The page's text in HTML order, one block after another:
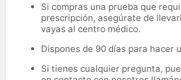
Si compras una prueba que
prescripción, asegúrate de
vayas al centro médico.
Dispones de 90 días para hacer
Si tienes cualquier pregunta,